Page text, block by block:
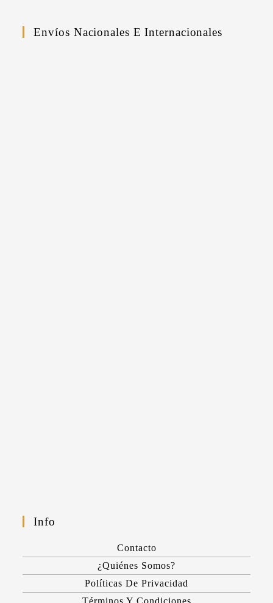
Envíos Nacionales E Internacionales
Info
Contacto
¿Quiénes Somos?
Políticas De Privacidad